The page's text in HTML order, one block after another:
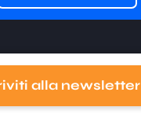
alla newsletter